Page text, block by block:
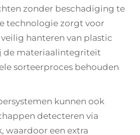
zonder beschadiging te
technologie zorgt voor
hanteren van plastic
de materiaalintegriteit
sorteerproces behouden
kunnen ook
detecteren via
waardoor een extra